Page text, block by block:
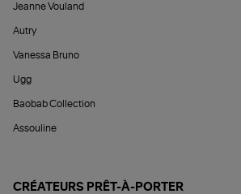
Jeanne Vouland
Autry
Vanessa Bruno
Ugg
Baobab Collection
Assouline
CRÉATEURS PRÊT-À-PORTER